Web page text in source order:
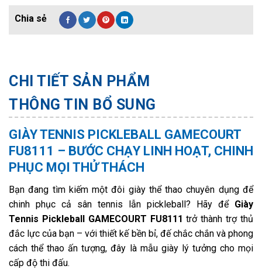
CHI TIẾT SẢN PHẨM
THÔNG TIN BỔ SUNG
GIÀY TENNIS PICKLEBALL GAMECOURT
FU8111 – BƯỚC CHẠY LINH HOẠT, CHINH
PHỤC MỌI THỬ THÁCH
Bạn đang tìm kiếm một đôi giày thể thao chuyên dụng để
chinh phục cả sân tennis lẫn pickleball? Hãy để Giày
Tennis Pickleball GAMECOURT FU8111 trở thành trợ thủ
đắc lực của bạn – với thiết kế bền bỉ, đế chắc chắn và phong
cách thể thao ấn tượng, đây là mẫu giày lý tưởng cho mọi
cấp độ thi đấu.